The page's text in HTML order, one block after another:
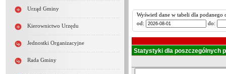
Urząd Gminy
Kierownictwo Urzędu
Jednostki Organizacyjne
Rada Gminy
Wyświetl dane w tabeli dla podanego
od:
do:
Statystyki dla poszczególnych